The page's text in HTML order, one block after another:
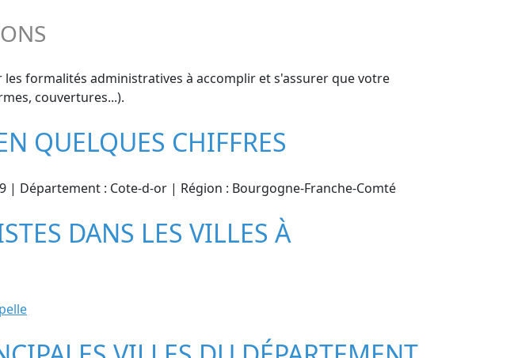
formalités administratives à accomplir et s'assurer que votre
couvertures...).
QUELQUES CHIFFRES
Département : Cote-d-or | Région : Bourgogne-Franche-Comté
DANS LES VILLES À